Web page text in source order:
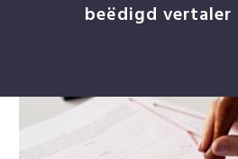
beëdigd vertaler